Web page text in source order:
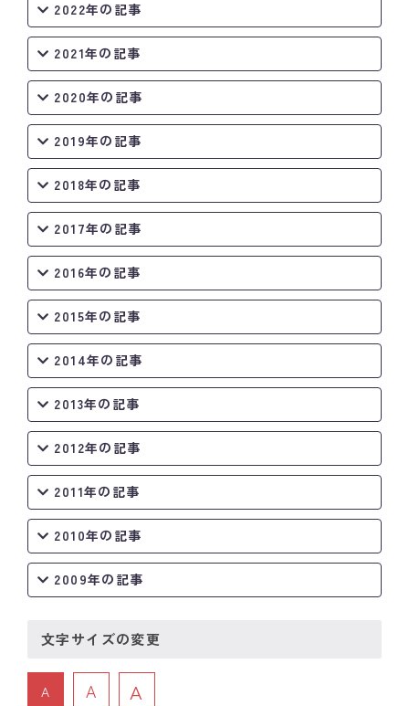
2022年の記事
2021年の記事
2020年の記事
2019年の記事
2018年の記事
2017年の記事
2016年の記事
2015年の記事
2014年の記事
2013年の記事
2012年の記事
2011年の記事
2010年の記事
2009年の記事
文字サイズの変更
A A A